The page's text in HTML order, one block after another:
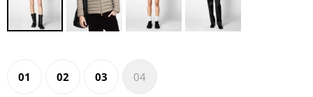
01 02 03 04